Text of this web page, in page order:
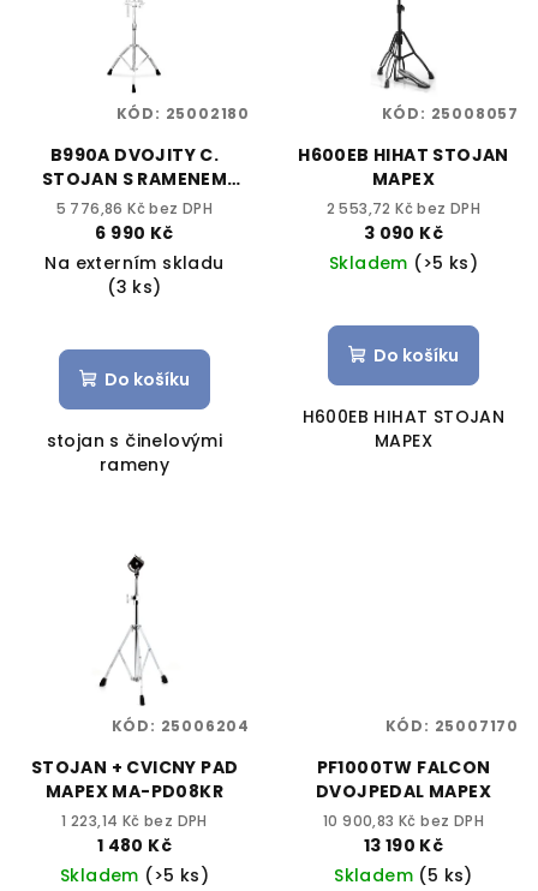
B990A DVOJITY C.
STOJAN S RAMENEM
MAPEX
5 776,86 Kč bez DPH
6 990 Kč
Na externím skladu
(3 ks)
Do košíku
stojan s činelovými
rameny
KÓD: 25002180
H600EB HIHAT STOJAN
MAPEX
2 553,72 Kč bez DPH
3 090 Kč
Skladem (>5 ks)
Do košíku
H600EB HIHAT STOJAN
MAPEX
KÓD: 25008057
STOJAN + CVICNY PAD
MAPEX MA-PD08KR
1 223,14 Kč bez DPH
1 480 Kč
Skladem (>5 ks)
KÓD: 25006204
PF1000TW FALCON
DVOJPEDAL MAPEX
10 900,83 Kč bez DPH
13 190 Kč
Skladem (5 ks)
KÓD: 25007170